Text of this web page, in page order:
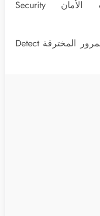
◉ انقر فوق توصيات الأمان Security
◉ قم بتفعيل كشف كلمات المرور المخترقة Detect